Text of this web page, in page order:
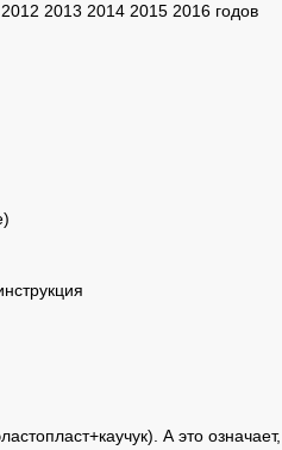
2013 2014 2015 2016 годов
А это означает,